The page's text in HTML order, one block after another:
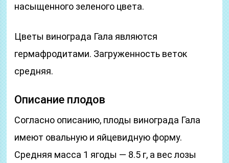
насыщенного зеленого цвета.
Цветы винограда Гала являются
гермафродитами. Загруженность веток
средняя.
Описание плодов
Согласно описанию, плоды винограда Гала
имеют овальную и яйцевидную форму.
Средняя масса 1 ягоды — 8.5 г, а вес лозы